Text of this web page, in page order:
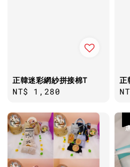
正韓迷彩網紗拼接棉T
Regular
NT$ 1,280
正